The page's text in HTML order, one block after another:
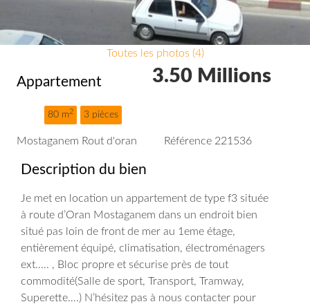
Toutes les photos (4)
Appartement
80 m2 3 pièces
3.50 Millions
Mostaganem Rout d'oran Référence 221536
Description du bien
Je met en location un appartement de type f3 située
à route d’Oran Mostaganem dans un endroit bien
situé pas loin de front de mer au 1eme étage,
entièrement équipé, climatisation, électroménagers
ext..... , Bloc propre et sécurise près de tout
commodité(Salle de sport, Transport, Tramway,
Superette….) N’hésitez pas à nous contacter pour